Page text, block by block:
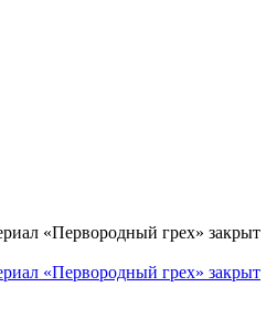
«Первородный грех» закрыт
«Первородный грех» закрыт